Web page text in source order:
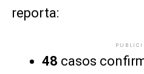
reporta:
48 casos